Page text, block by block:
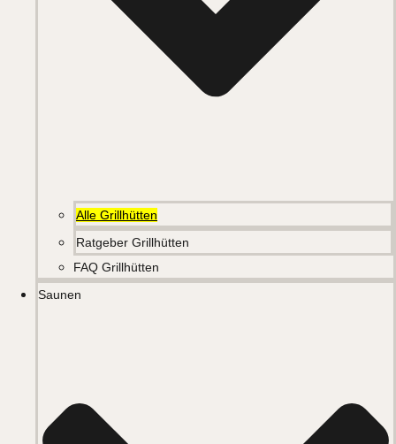
Alle Grillhütten
Ratgeber Grillhütten
FAQ Grillhütten
Saunen